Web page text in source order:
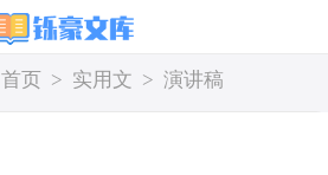
首页 > 实用文 > 演讲稿